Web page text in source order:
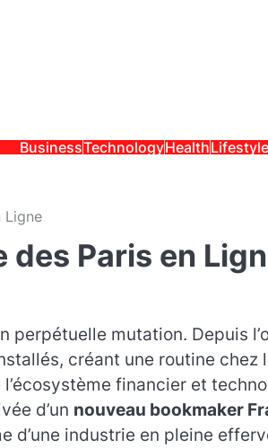
BusinessTechnologyHealthLifestyle
Ligne
des Paris en
perpétuelle mutation. Depuis
créant une routine chez
financier et
d’un nouveau bookmaker
d’une industrie en pleine